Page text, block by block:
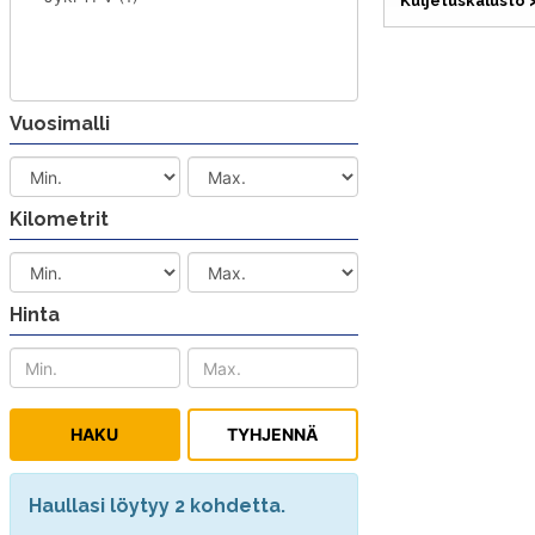
Vuosimalli
Kilometrit
Hinta
Haullasi löytyy 2 kohdetta.